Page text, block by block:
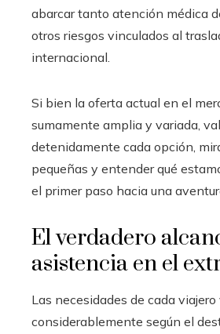
abarcar tanto atención médica
otros riesgos vinculados al
internacional.
Si bien la oferta actual en el
sumamente amplia y variada,
detenidamente cada opción,
pequeñas y entender qué
el primer paso hacia una
El verdadero
asistencia en el
Las necesidades de cada viajero
considerablemente según el